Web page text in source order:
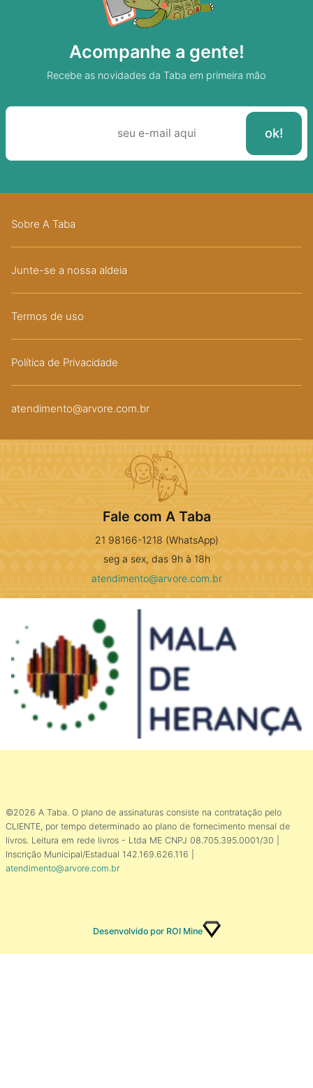
Acompanhe a gente!
Recebe as novidades da Taba em primeira mão
Sobre A Taba
Junte-se a nossa aldeia
Termos de uso
Política de Privacidade
atendimento@arvore.com.br
Fale com A Taba
21 98166-1218 (WhatsApp)
seg a sex, das 9h à 18h
atendimento@arvore.com.br
©2026 A Taba. O plano de assinaturas consiste na contratação pelo
CLIENTE, por tempo determinado ao plano de fornecimento mensal de
livros. Leitura em rede livros - Ltda ME CNPJ 08.705.395.0001/30 |
Inscrição Municipal/Estadual 142.169.626.116 |
atendimento@arvore.com.br
Desenvolvido por ROI Mine